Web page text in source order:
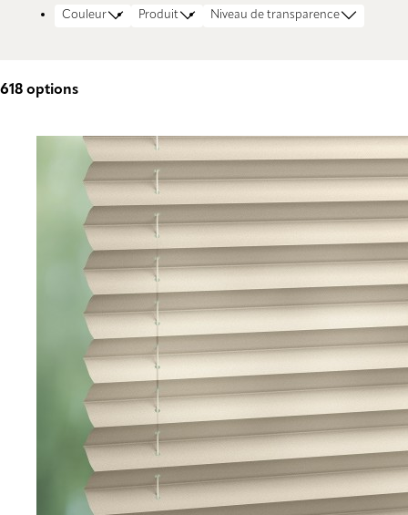
Couleur Produit Niveau de transparence
618 options